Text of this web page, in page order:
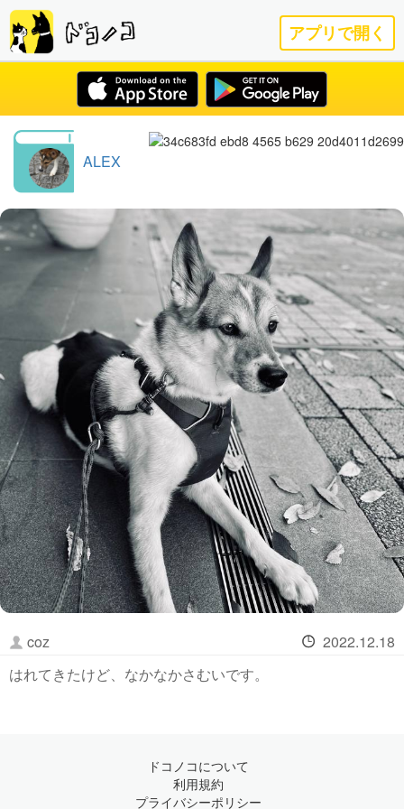
アプリで開く
ALEX
coz
2022.12.18
はれてきたけど、なかなかさむいです。
ドコノコについて
利用規約
プライバシーポリシー